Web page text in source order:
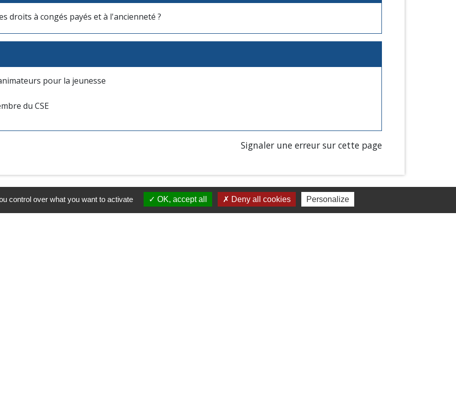
droits à congés payés et à l'ancienneté ?
pour la jeunesse
du CSE
Signaler une erreur sur cette page
control over what you want to activate OK, accept all Deny all cookies Personalize